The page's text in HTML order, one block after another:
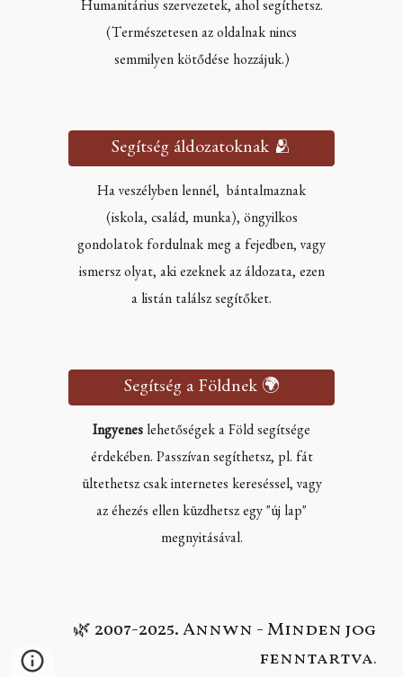
Humanitárius szervezetek, ahol segíthetsz.
(Természetesen az oldalnak nincs
semmilyen kötődése hozzájuk.)
Segítség áldozatoknak 🫂
Ha veszélyben lennél, bántalmaznak
(iskola, család, munka), öngyilkos
gondolatok fordulnak meg a fejedben, vagy
ismersz olyat, aki ezeknek az áldozata, ezen
a listán találsz segítőket.
Segítség a Földnek 🌍
Ingyenes lehetőségek a Föld segítsége
érdekében. Passzívan segíthetsz, pl. fát
ültethetsz csak internetes kereséssel, vagy
az éhezés ellen küzdhetsz egy "új lap"
megnyitásával.
🌿 2007-2025. Annwn - Minden jog
fenntartva.